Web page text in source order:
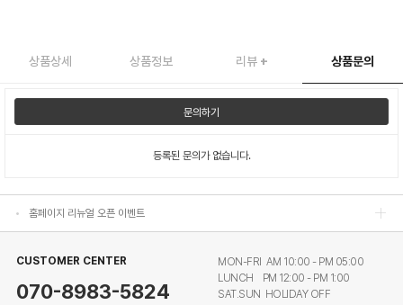
상품상세 상품정보 리뷰 + 상품문의
문의하기
등록된 문의가 없습니다.
홈페이지 리뉴얼 오픈 이벤트
CUSTOMER CENTER
070-8983-5824
MON-FRI AM 10:00 - PM 05:00
LUNCH PM 12:00 - PM 1:00
SAT.SUN HOLIDAY OFF